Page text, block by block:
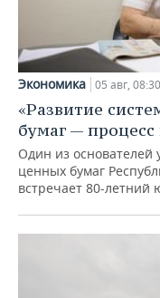
Экономика 05 авг, 08:30
«Развитие
бумаг —
Один из основателей
ценных бумаг
встречает 80-летний